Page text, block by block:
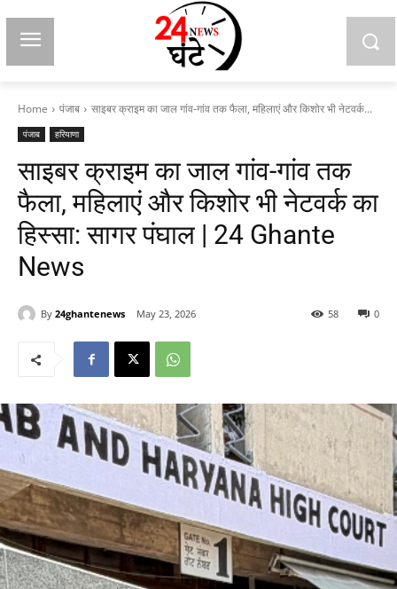
Home पंजाब साइबर क्राइम का जाल गांव-गांव तक फैला, महिलाएं और किशोर भी नेटवर्क...
पंजाब हरियाणा
साइबर क्राइम का जाल गांव-गांव तक
फैला, महिलाएं और किशोर भी नेटवर्क का
हिस्सा: सागर पंघाल | 24 Ghante
News
By 24ghantenews May 23, 2026 0
58